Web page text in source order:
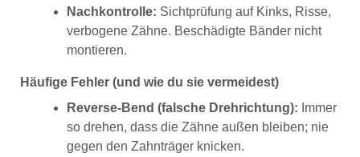
Nachkontrolle: Sichtprüfung auf Kinks, Risse,
verbogene Zähne. Beschädigte Bänder nicht
montieren.
Häufige Fehler (und wie du sie vermeidest)
Reverse-Bend (falsche Drehrichtung): Immer
so drehen, dass die Zähne außen bleiben; nie
gegen den Zahnträger knicken.